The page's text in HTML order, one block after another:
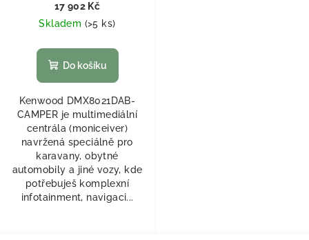
17 902 Kč
Skladem (>5 ks)
Do košíku
Kenwood DMX8021DAB-
CAMPER je multimediální
centrála (moniceiver)
navržená speciálně pro
karavany, obytné
automobily a jiné vozy, kde
potřebuješ komplexní
infotainment, navigaci...